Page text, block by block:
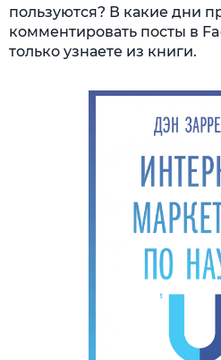
пользуются? В какие дни
комментировать посты в
только узнаете из книги.